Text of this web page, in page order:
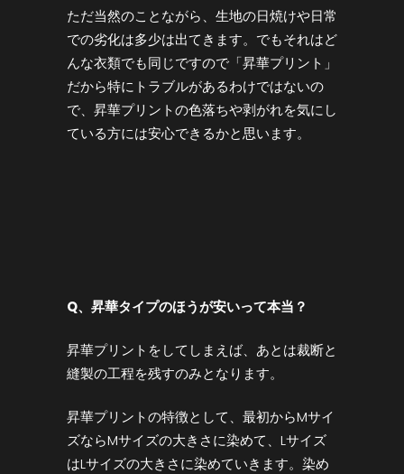
ただ当然のことながら、生地の日焼けや日常
での劣化は多少は出てきます。でもそれはど
んな衣類でも同じですので「昇華プリント」
だから特にトラブルがあるわけではないの
で、昇華プリントの色落ちや剥がれを気にし
ている方には安心できるかと思います。
Q、昇華タイプのほうが安いって本当？
昇華プリントをしてしまえば、あとは裁断と
縫製の工程を残すのみとなります。
昇華プリントの特徴として、最初からMサイ
ズならMサイズの大きさに染めて、Lサイズ
はLサイズの大きさに染めていきます。染め